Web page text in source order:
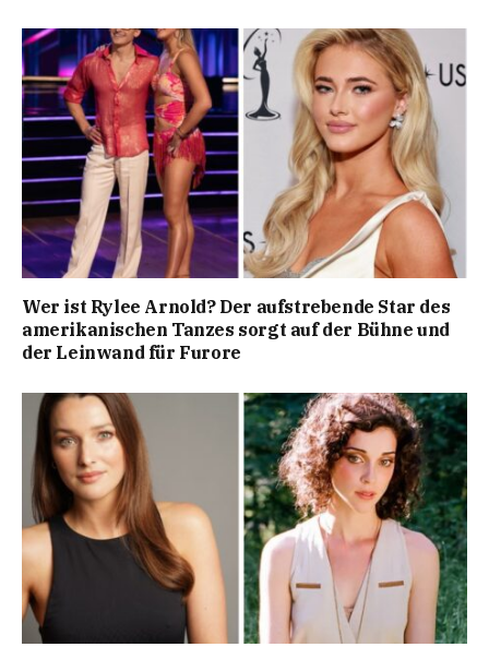
Wer ist Rylee Arnold? Der aufstrebende Star des
amerikanischen Tanzes sorgt auf der Bühne und
der Leinwand für Furore